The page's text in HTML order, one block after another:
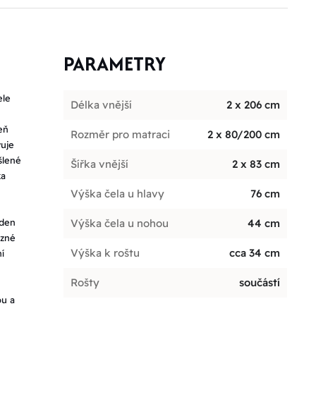
a
PARAMETRY
Délka vnější 2 x 206 cm
Rozměr pro matraci 2 x 80/200 cm
Šířka vnější 2 x 83 cm
Výška čela u hlavy 76 cm
Výška čela u nohou 44 cm
Výška k roštu cca 34 cm
Rošty součástí